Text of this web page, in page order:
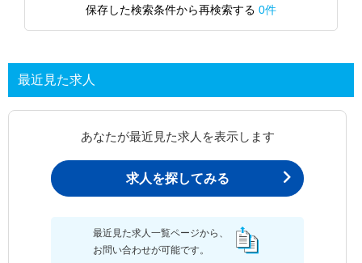
保存した検索条件から再検索する 0件
最近見た求人
あなたが最近見た求人を表示します
求人を探してみる
最近見た求人一覧ページから、
お問い合わせが可能です。